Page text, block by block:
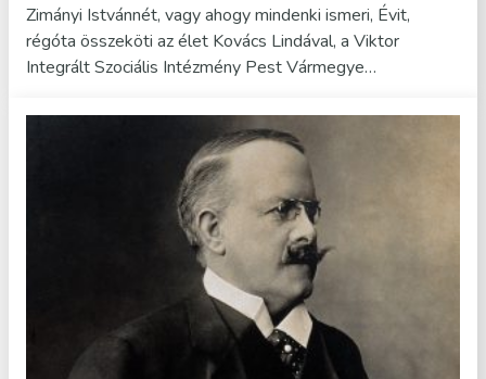
Zimányi Istvánnét, vagy ahogy mindenki ismeri, Évit,
régóta összeköti az élet Kovács Lindával, a Viktor
Integrált Szociális Intézmény Pest Vármegye…